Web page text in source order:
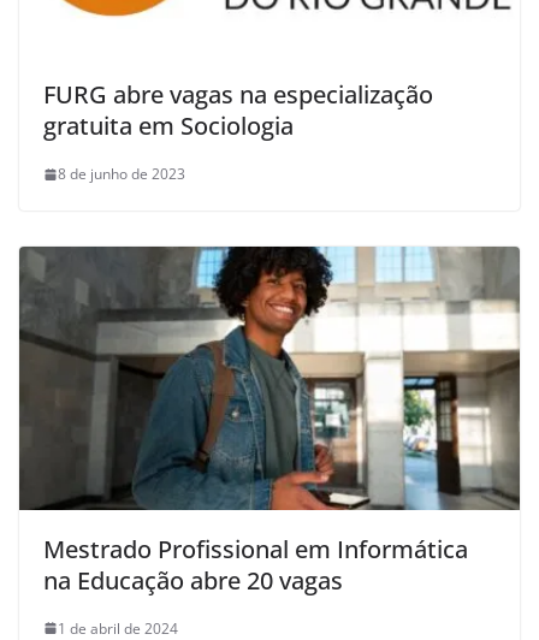
FURG abre vagas na especialização
gratuita em Sociologia
8 de junho de 2023
Mestrado Profissional em Informática
na Educação abre 20 vagas
1 de abril de 2024